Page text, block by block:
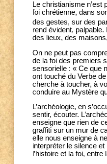
Le christianisme n’est
foi chrétienne, dans
des gestes, sur des
rend évident,
des lieux, des
On ne peut pas
de la foi des premiers
sensorielle : « Ce que
ont touché du Verbe
cherche à toucher, à
conduire au Mystère
L’archéologie, en
sentir, écouter.
enseigne que rien de
graffiti sur un mur de
elle nous enseigne à
interpréter le silence
l’histoire et la foi, entre